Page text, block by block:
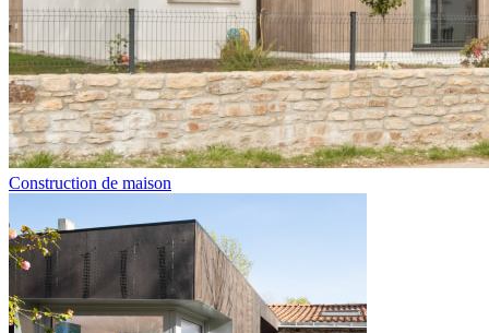
Construction de maison